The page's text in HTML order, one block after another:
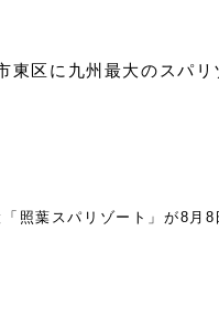
東区に九州最大のスパリ
照葉スパリゾート」が8月